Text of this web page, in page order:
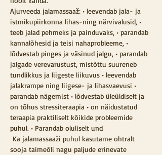
Ajurveeda jalamassaaž: • leevendab jala- ja
istmikupiirkonna lihas-ning närvivalusid, •
teeb jalad pehmeks ja painduvaks, • parandab
kannalõhesid ja teisi nahaprobleeme, •
lõdvestab pinges ja väsinud jalgu, • parandab
jalgade verevarustust, mistõttu suureneb
tundlikkus ja liigeste liikuvus • leevendab
jalakrampe ning liigese- ja lihasvaevusi •
parandab nägemist • lõdvestab üleüldiselt ja
on tõhus stressiteraapia • on näidustatud
teraapia praktiliselt kõikide probleemide
puhul. • Parandab oluliselt und
Ka jalamassaaži puhul kasutame ohtralt
sooja taimeõli nagu paljude erinevate